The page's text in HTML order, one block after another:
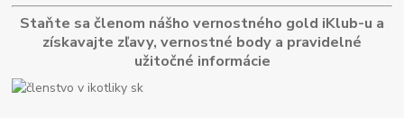
Staňte sa členom nášho vernostného gold iKlub-u a
získavajte zľavy, vernostné body a pravidelné
užitočné informácie